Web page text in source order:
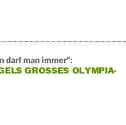
darf man immer":
GROSSES OLYMPIA-Z